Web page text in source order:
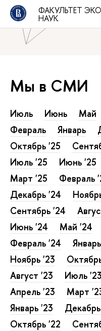
ФАКУЛЬТЕТ
НАУК
Национальный
школа экономики»
Мы в СМИ
Июль Июнь Май
Февраль
Январь
Октябрь '25
Июль '25
Июнь '25
Март '25
Февраль
Декабрь '24
Сентябрь '24
Июнь '24
Май '24
Февраль '24
Ноябрь '23
Август '23
Июль '23
Апрель '23
Март
Январь '23
Октябрь '22